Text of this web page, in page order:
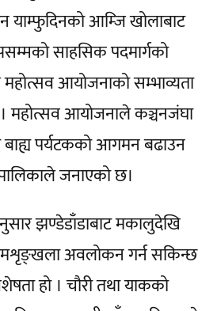
याम्फुदिनको आम्जि खोलाबाट
साहसिक पदमार्गको
आयोजनाको सम्भाव्यता
महोत्सव आयोजनाले कञ्चनजंघा
बाह्य पर्यटकको आगमन बढाउन
जनाएको छ।
झण्डेडाँडाबाट मकालुदेखि
अवलोकन गर्न सकिन्छ
हो । चौरी तथा याकको